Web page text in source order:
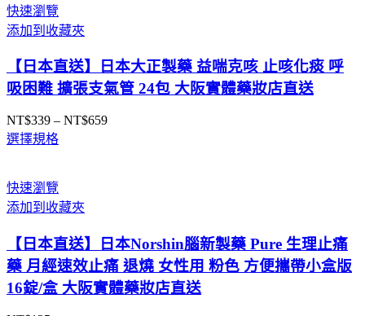
NT$850
快速瀏覽
添加到收藏夾
【日本直送】日本大正製藥 益喘克咳 止咳化痰 呼
吸困難 擴張支氣管 24包 大阪實體藥妝店直送
NT$339 – NT$659價
選擇規格
快速瀏覽
添加到收藏夾
【日本直送】日本Norshin腦新製藥 Pure 生理止痛
藥 月經速效止痛 退燒 女性用 粉色 方便攜帶小盒版
16錠/盒 大阪實體藥妝店直送